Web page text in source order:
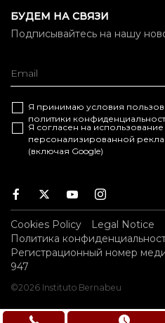
БУДЕМ НА СВЯЗИ
Подписывайтесь на нашу
Я принимаю условия
политики
Я согласен на
персонализированной
(включая Google)
Facebook
TwitterYoutubeInstagram
Cookies Policy
Legal Notice
Политика
Регистрационный номер
947
©2026 Instituto Bernabeu